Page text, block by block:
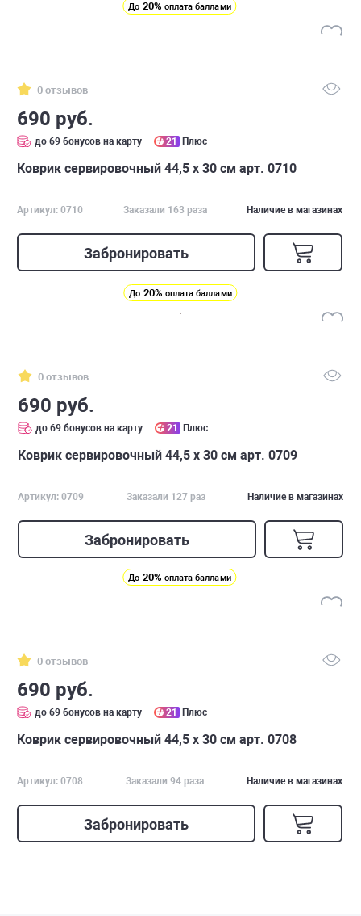
До 20% оплата баллами
0 отзывов
690 руб.
до 69 бонусов на карту 21 Плюс
Коврик сервировочный 44,5 х 30 см арт. 0710
Артикул: 0710 Заказали 163 раза Наличие в магазинах
Забронировать
До 20% оплата баллами
0 отзывов
690 руб.
до 69 бонусов на карту 21 Плюс
Коврик сервировочный 44,5 х 30 см арт. 0709
Артикул: 0709 Заказали 127 раз Наличие в магазинах
Забронировать
До 20% оплата баллами
0 отзывов
690 руб.
до 69 бонусов на карту 21 Плюс
Коврик сервировочный 44,5 х 30 см арт. 0708
Артикул: 0708 Заказали 94 раза Наличие в магазинах
Забронировать